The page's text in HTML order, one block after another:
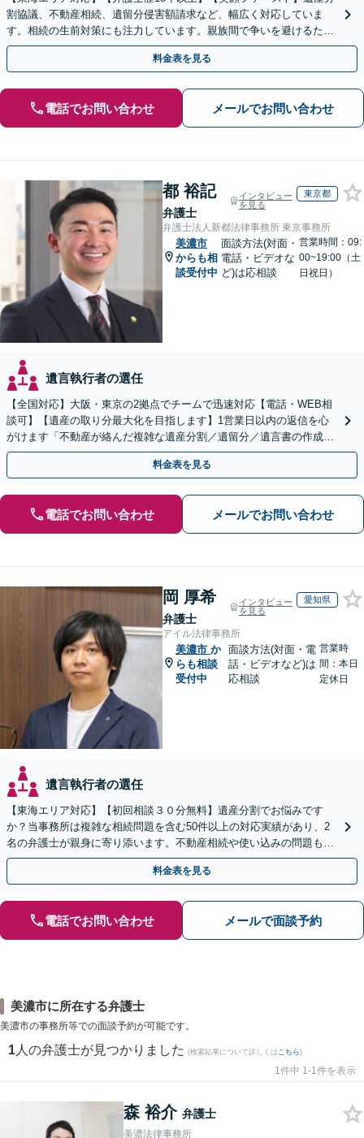
割協議、不動産相続、遺留分侵害額請求など、幅広く対応していま
す。相続の生前対策にも注力しています。親族間で争いを避けるため
にも、お早めにご相談ください。【初回面談無料】
料金表を見る
電話でお問い合わせ メールでお問い合わせ
都 裕記
弁護士
インタビュー
を見る
東京都
弁護士法人新都法律事務所 東京事務所
美濃市
からも相
談受付中
面談方法(対面・
電話・ビデオな
ど)は応相談
営業時間：09:
00~19:00（土
日祝日）
遺言執行者の選任
【全国対応】大阪・東京の2拠点でチームで迅速対応【電話・WEB相
談可】【遺産の取り分最大化を目指します】1営業日以内の返信を心
がけます「不動産が絡んだ複雑な遺産分割／遺留分／遺言書の作成・
執行／事業承継など、お任せください」【休日相談あり】
料金表を見る
電話でお問い合わせ メールでお問い合わせ
岡 厚希
弁護士
インタビュー
を見る
愛知県
アイル法律事務所
美濃市 か
らも相談
受付中
面談方法(対面・電
話・ビデオなど)は
応相談
営業時
間：本日
定休日
遺言執行者の選任
【東海エリア対応】【初回相談３０分無料】遺産分割でお悩みです
か？当事務所は複雑な相続問題を含む50件以上の対応実績があり、2
名の弁護士が親身に寄り添います。不動産相続や使い込みの問題も分
かりやすく解説。WEB相談可能。LINE予約受付中
料金表を見る
電話でお問い合わせ メールで面談予約
美濃市に所在する弁護士
美濃市の事務所等での面談予約が可能です。
1 人の弁護士が見つかりました (検索結果について詳しくは こちら)
1件中 1-1件を表示
森 裕介 弁護士
美濃法律事務所